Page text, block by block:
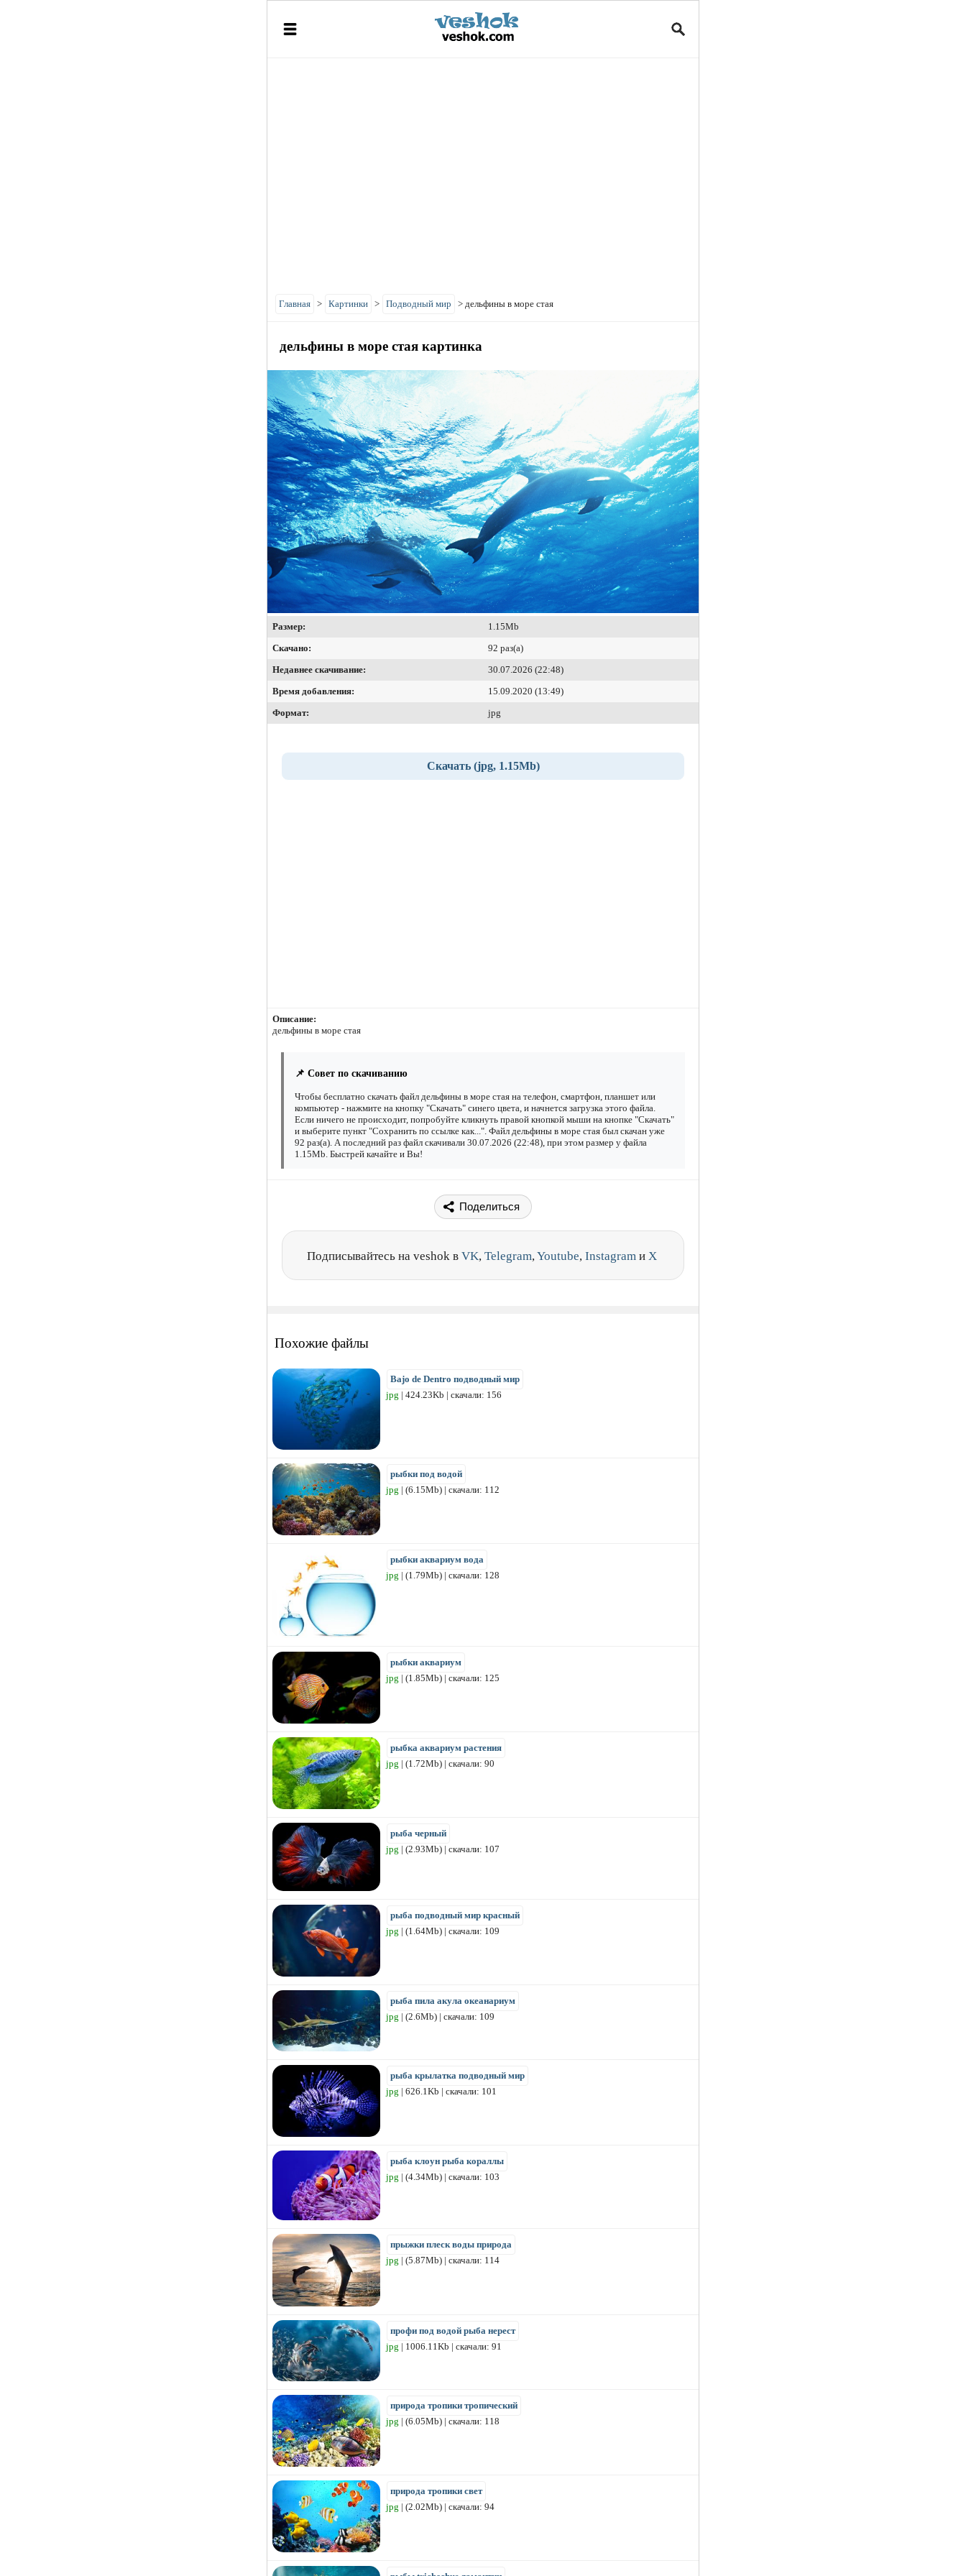
Главная > Картинки > Подводный мир > дельфины в море стая
дельфины в море стая картинка
Размер:
1.15Mb
Скачано:
92 раз(а)
Недавнее скачивание:
30.07.2026 (22:48)
Время добавления:
15.09.2020 (13:49)
Формат:
jpg
Скачать (jpg, 1.15Mb)
Описание:
дельфины в море стая
📌 Совет по скачиванию
Чтобы бесплатно скачать файл дельфины в море стая на телефон, смартфон, планшет или
компьютер - нажмите на кнопку "Скачать" синего цвета, и начнется загрузка этого файла.
Если ничего не происходит, попробуйте кликнуть правой кнопкой мыши на кнопке "Скачать"
и выберите пункт "Сохранить по ссылке как...". Файл дельфины в море стая был скачан уже
92 раз(а). А последний раз файл скачивали 30.07.2026 (22:48), при этом размер у файла
1.15Mb. Быстрей качайте и Вы!
Поделиться
Подписывайтесь на veshok в VK, Telegram,Youtube, Instagram и X
Похожие файлы
Bajo de Dentro подводный мир
jpg | 424.23Kb | скачали: 156
рыбки под водой
jpg | (6.15Mb) | скачали: 112
рыбки аквариум вода
jpg | (1.79Mb) | скачали: 128
рыбки аквариум
jpg | (1.85Mb) | скачали: 125
рыбка аквариум растения
jpg | (1.72Mb) | скачали: 90
рыба черный
jpg | (2.93Mb) | скачали: 107
рыба подводный мир красный
jpg | (1.64Mb) | скачали: 109
рыба пила акула океанариум
jpg | (2.6Mb) | скачали: 109
рыба крылатка подводный мир
jpg | 626.1Kb | скачали: 101
рыба клоун рыба кораллы
jpg | (4.34Mb) | скачали: 103
прыжки плеск воды природа
jpg | (5.87Mb) | скачали: 114
профи под водой рыба нерест
jpg | 1006.11Kb | скачали: 91
природа тропики тропический
jpg | (6.05Mb) | скачали: 118
природа тропики свет
jpg | (2.02Mb) | скачали: 94